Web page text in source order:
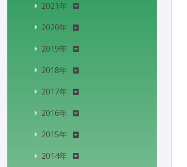
2021年
2020年
2019年
2018年
2017年
2016年
2015年
2014年